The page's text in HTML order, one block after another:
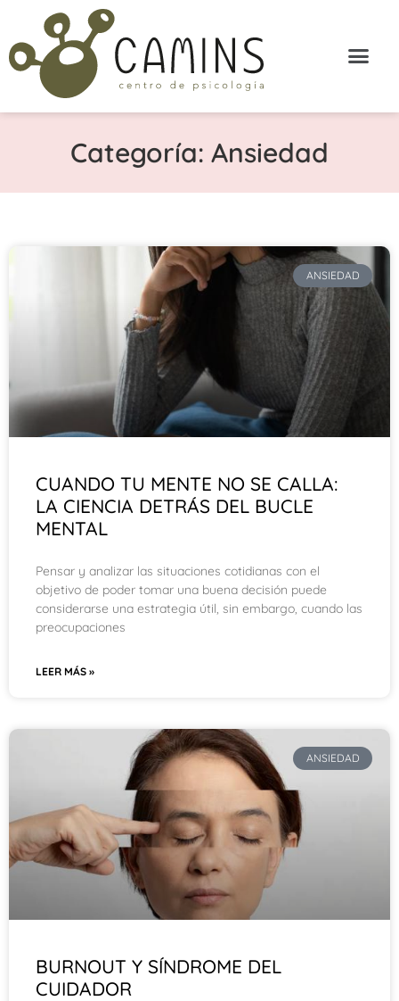
Categoría: Ansiedad
ANSIEDAD
CUANDO TU MENTE NO SE CALLA:
LA CIENCIA DETRÁS DEL BUCLE
MENTAL
Pensar y analizar las situaciones cotidianas con el
objetivo de poder tomar una buena decisión puede
considerarse una estrategia útil, sin embargo, cuando las
preocupaciones
LEER MÁS »
ANSIEDAD
BURNOUT Y SÍNDROME DEL
CUIDADOR